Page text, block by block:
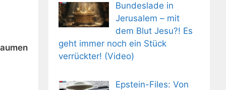
Bundeslade in
Jerusalem – mit
dem Blut Jesu?! Es
geht immer noch ein Stück
verrückter! (Video)
Epstein-Files: Von